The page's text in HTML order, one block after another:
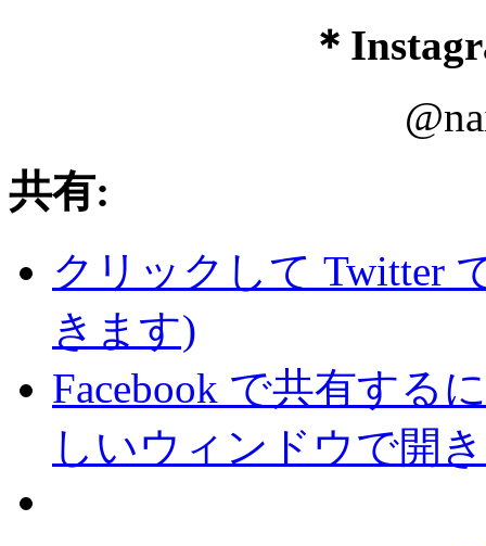
＊
共有:
クリックして Twitter
きます)
Facebook で共有する
しいウィンドウで開